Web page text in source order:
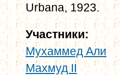
Urbana, 1923.
Участники:
Мухаммед Али
Махмуд II